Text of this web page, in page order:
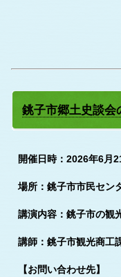
銚子市郷土史談会
開催日時：2026年6月
場所：銚子市市民セン
講演内容：銚子市の観
講師：銚子市観光商工
【お問い合わせ先】